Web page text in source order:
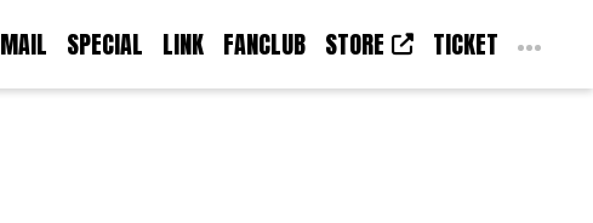
MAIL SPECIAL LINK FANCLUB STORE TICKET